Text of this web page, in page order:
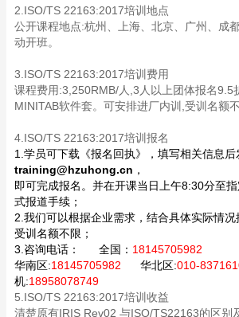
2.ISO/TS 22163:2017培训地点
公开课程地点:杭州、上海、北京、广州、成
动开班。
3.ISO/TS 22163:2017培训费用
课程费用:3,250RMB/人,3人以上团体报名9.5
MINITAB软件套。可安排进厂内训,受训名额不
4.ISO/TS 22163:2017培训报名
1.学员可下载《报名回执》，填写相关信息后
training@hzuhong.cn ，
即可完成报名。并在开课当日上午8:30分至
式报道手续；
2.我们可以根据企业需求，结合具体实际情况
受训名额不限；
3.咨询电话：
全国： 18145705982
华南区:18145705982 华北区:010-
机:18958078749
5.ISO/TS 22163:2017培训收益
清楚原有IRIS Rev02 与ISO/TS22163的区别